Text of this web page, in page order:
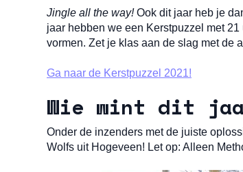
Jingle all the way!Ook dit jaar heb je
jaar hebben we een Kerstpuzzel met
vormen. Zet je klas aan de slag met de
Ga naar de Kerstpuzzel 2021!
Wie wint dit
Onder de inzenders met de juiste
Wolfs uit Hogeveen! Let op: Alleen